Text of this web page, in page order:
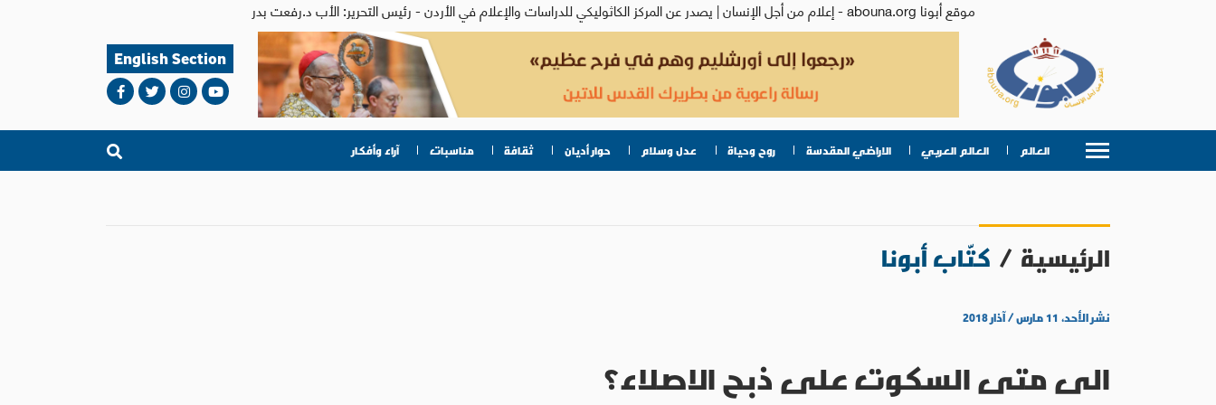
موقع أبونا abouna.org - إعلام من أجل الإنسان | يصدر عن المركز الكاثوليكي للدراسات والإعلام في الأردن - رئيس التحرير: الأب د.رفعت بدر
English Section
العالم العالم العربي الاراضي المقدسة روح وحياة عدل وسلام حوار أديان ثقافة مناسبات آراء وأفكار
الرئيسية / كتّاب أبونا
نشر الأحد، ١١ مارس / آذار ٢٠١٨
الى متى السكوت على ذبح الاصلاء؟